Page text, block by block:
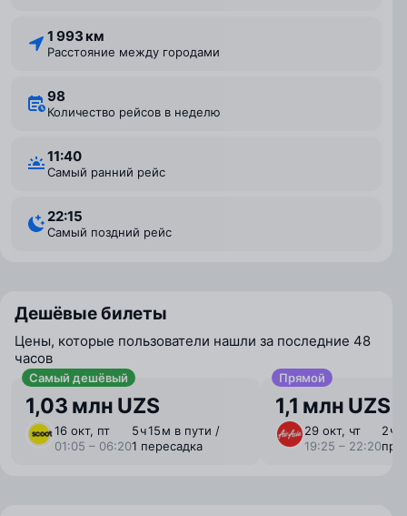
1 993 км
Расстояние между городами
98
Количество рейсов в неделю
11:40
Самый ранний рейс
22:15
Самый поздний рейс
Дешёвые билеты
Цены, которые пользователи нашли за последние 48
часов
Самый дешёвый
1,03 млн UZS
16 окт, пт
01:05 – 06:20
5 ⁠ч 15 ⁠м в пути /
1 пересадка
Прямой
1,1 млн UZS
29 окт, чт
19:25 – 22:20
2 ⁠ч